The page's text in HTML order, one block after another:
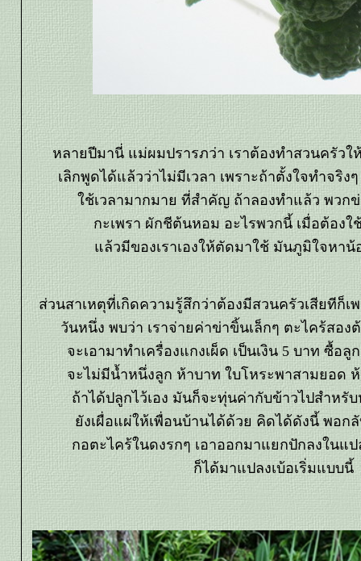
หลายปีมานี่ แม่ผมปรารภว่า เราต้องทำสวนครัวให้
เลิกพูดได้แล้วว่าไม่มีเวลา เพราะถ้าตั้งใจทำจริง
ช้เวลามากมาย ที่สำคัญ ถ้าลองทำแล้ว พวกข่
กะเพรา ผักชีต้นหอม อะไรพวกนี้ เมื่อต้องใ
ล้วมีของเราเองให้ตัดมาใช้ มันภูมิใจหาน้
ส่วนสาเหตุที่เกิดความรู้สึกว่าต้องมีสวนครัวเสียทีก็เ
วันหนึ่ง พบว่า เราจ่ายค่าข่าขิ้นเล็กๆ ตะไคร้สอง
จะเอามาทำเครื่องแกงเผ็ด เป็นเงิน 5 บาท ซื้อ
จะไม่มีน้ำหนึ่งลูก ห้าบาท ใบโหระพาสามยอด
ถ้าได้ปลูกไว้เอง มันก็จะทุ่นค่ากับข้าวไปสำหรั
งเผื่อแผ่ให้เพื่อนบ้านได้ด้วย คิดได้ดังนี้ พอก
กอตะไคร้ในดงรกๆ เอาออกมาแยกปักลงในแ
ก็ได้มาแปลงเบ้อเริ่มแบบนี้